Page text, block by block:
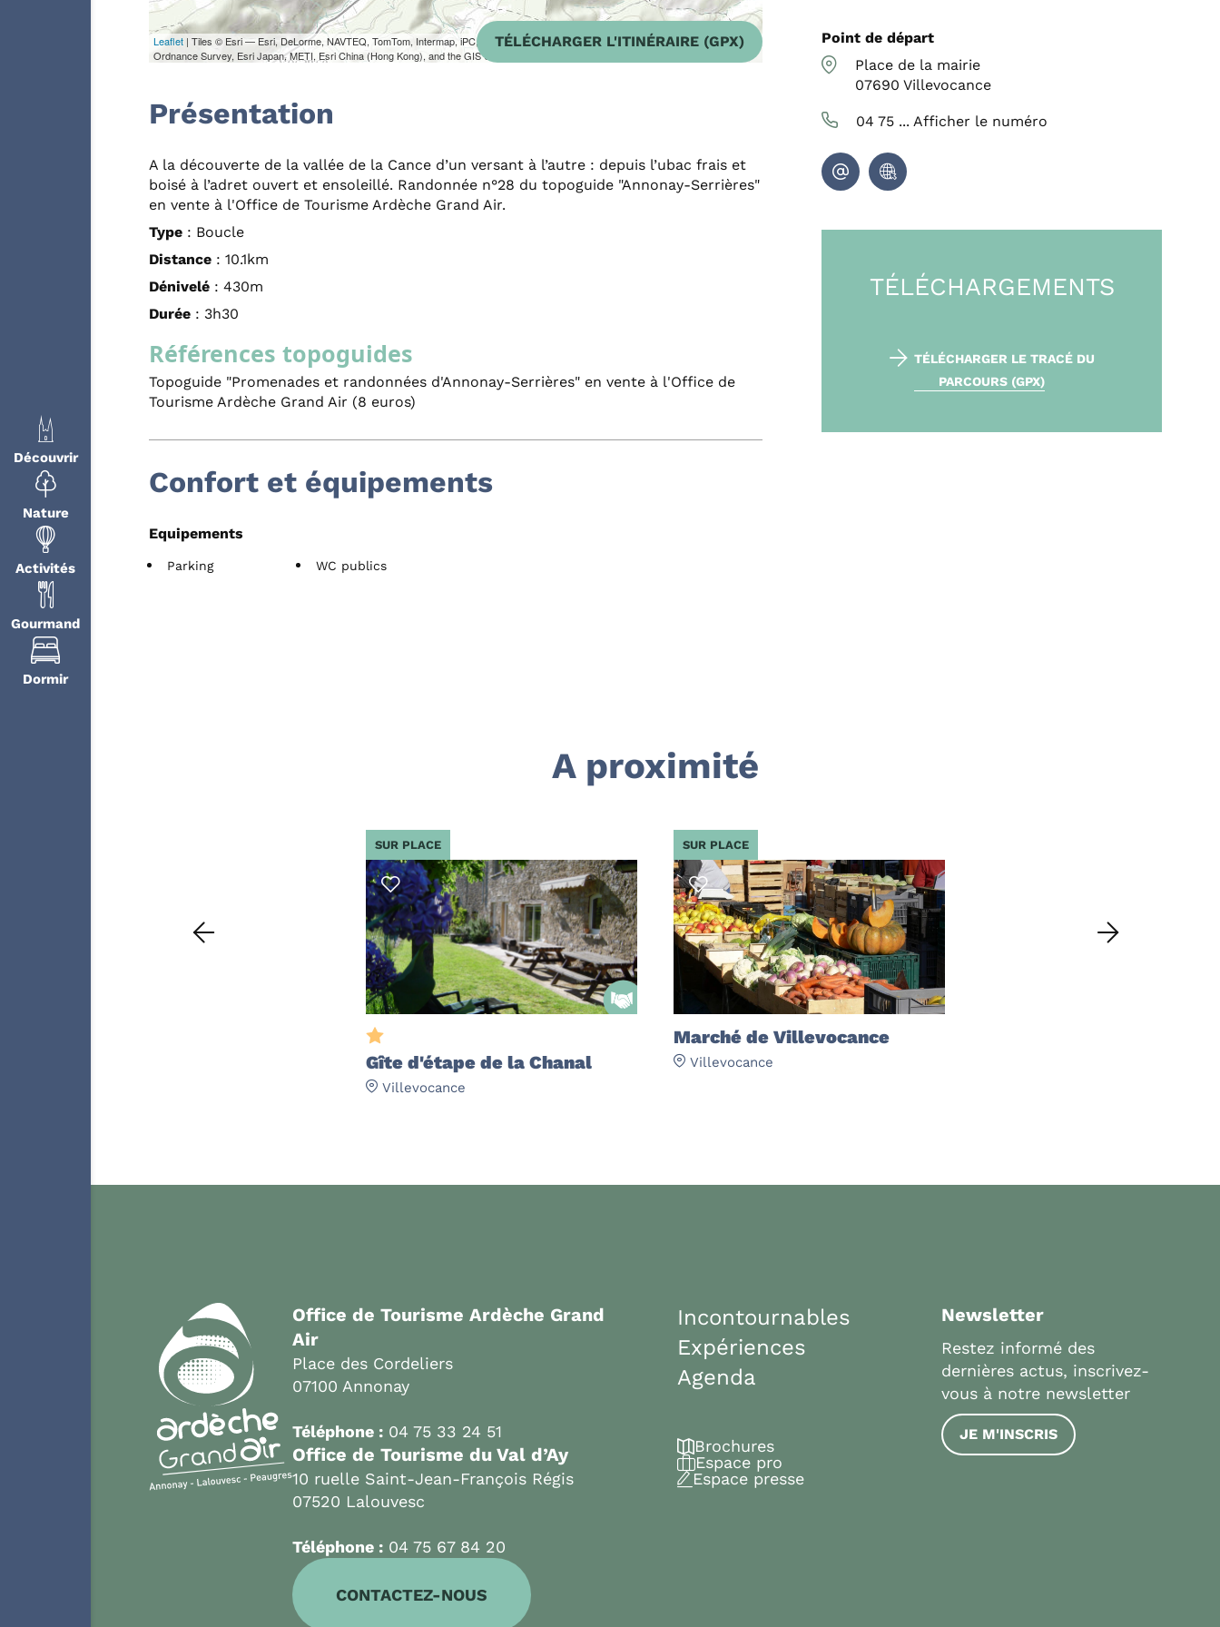
Découvrir
Nature
Activités
Gourmand
Dormir
Leaflet | Tiles © Esri — Esri, DeLorme, NAVTEQ, TomTom, Intermap, iPC, USGS, FAO, NPS, NRCAN, GeoBase, Kadaster NL,
Ordnance Survey, Esri Japan, METI, Esri China (Hong Kong), and the GIS User Community
TÉLÉCHARGER L'ITINÉRAIRE (GPX)
Présentation
A la découverte de la vallée de la Cance d’un versant à l’autre : depuis l’ubac frais et
boisé à l’adret ouvert et ensoleillé. Randonnée n°28 du topoguide "Annonay-Serrières"
en vente à l'Office de Tourisme Ardèche Grand Air.
Type : Boucle
Distance : 10.1km
Dénivelé : 430m
Durée : 3h30
Références topoguides
Topoguide "Promenades et randonnées d'Annonay-Serrières" en vente à l'Office de
Tourisme Ardèche Grand Air (8 euros)
Confort et équipements
Equipements
Parking WC publics
Point de départ
Place de la mairie
07690 Villevocance
04 75 ... Afficher le numéro
TÉLÉCHARGEMENTS
TÉLÉCHARGER LE TRACÉ DU
PARCOURS (GPX)
A proximité
Gîte d'étape de la Chanal
Villevocance
SUR PLACE
Marché de Villevocance
Villevocance
SUR PLACE
Office de Tourisme Ardèche Grand
Air
Place des Cordeliers
07100 Annonay
Téléphone : 04 75 33 24 51
Office de Tourisme du Val d’Ay
10 ruelle Saint-Jean-François Régis
07520 Lalouvesc
Téléphone : 04 75 67 84 20
CONTACTEZ-NOUS
Incontournables
Expériences
Agenda
Brochures
Espace pro
Espace presse
Newsletter
Restez informé des
dernières actus, inscrivez-
vous à notre newsletter
JE M'INSCRIS